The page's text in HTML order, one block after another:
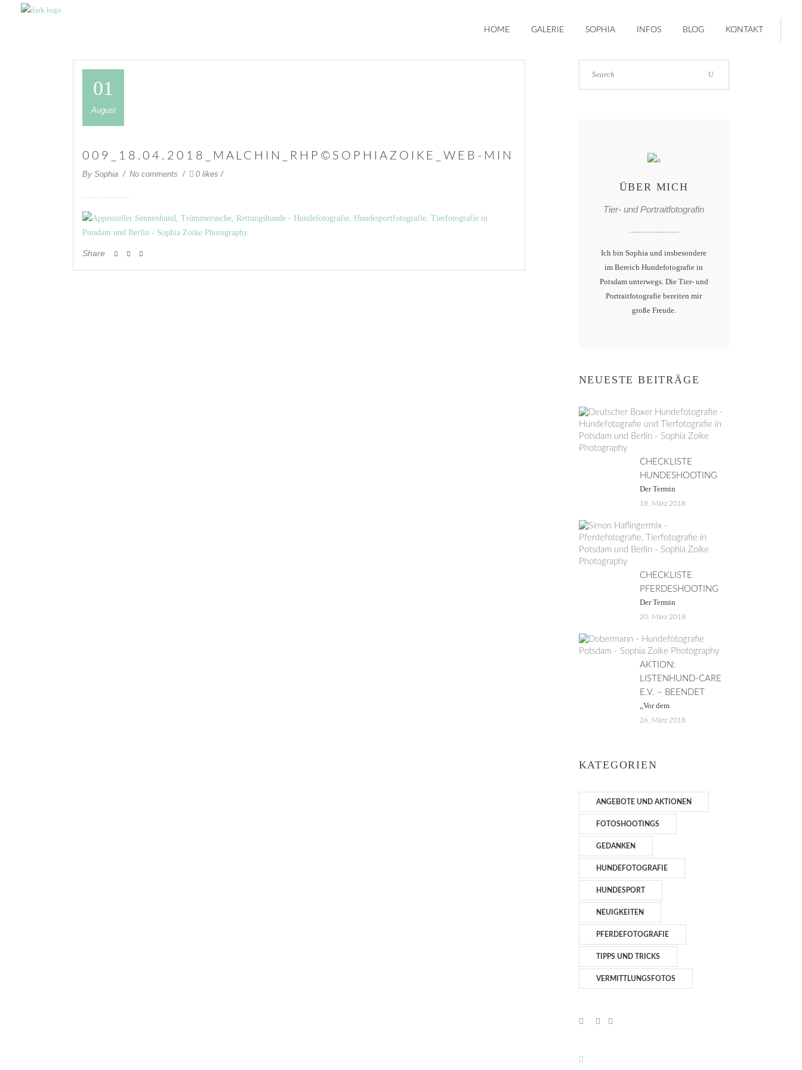
HOME GALERIE SOPHIA INFOS BLOG KONTAKT
01
August
009_18.04.2018_MALCHIN_RHP©SOPHIAZOIKE_WEB-MIN
BySophia No comments 0 likes
Share
ÜBER MICH
Tier- und Portraitfotografin
Ich bin Sophia und insbesondere
im Bereich Hundefotografie in
Potsdam unterwegs. Die Tier- und
Portraitfotografie bereiten mir
große Freude.
NEUESTE BEITRÄGE
CHECKLISTE
HUNDESHOOTING
Der Termin
18. März 2018
CHECKLISTE
PFERDESHOOTING
Der Termin
20. März 2018
AKTION:
LISTENHUND-CARE
E.V. – BEENDET
„Vor dem
26. März 2018
KATEGORIEN
ANGEBOTE UND AKTIONEN
FOTOSHOOTINGS
GEDANKEN
HUNDEFOTOGRAFIE
HUNDESPORT
NEUIGKEITEN
PFERDEFOTOGRAFIE
TIPPS UND TRICKS
VERMITTLUNGSFOTOS